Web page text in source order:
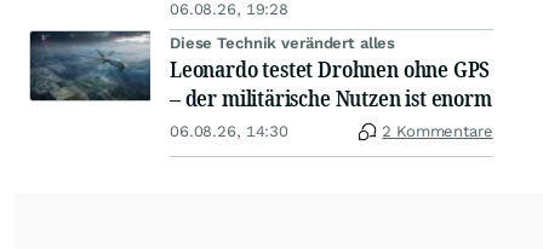
06.08.26, 19:28
Diese Technik verändert alles
Leonardo testet Drohnen ohne GPS
– der militärische Nutzen ist enorm
06.08.26, 14:30 2 Kommentare